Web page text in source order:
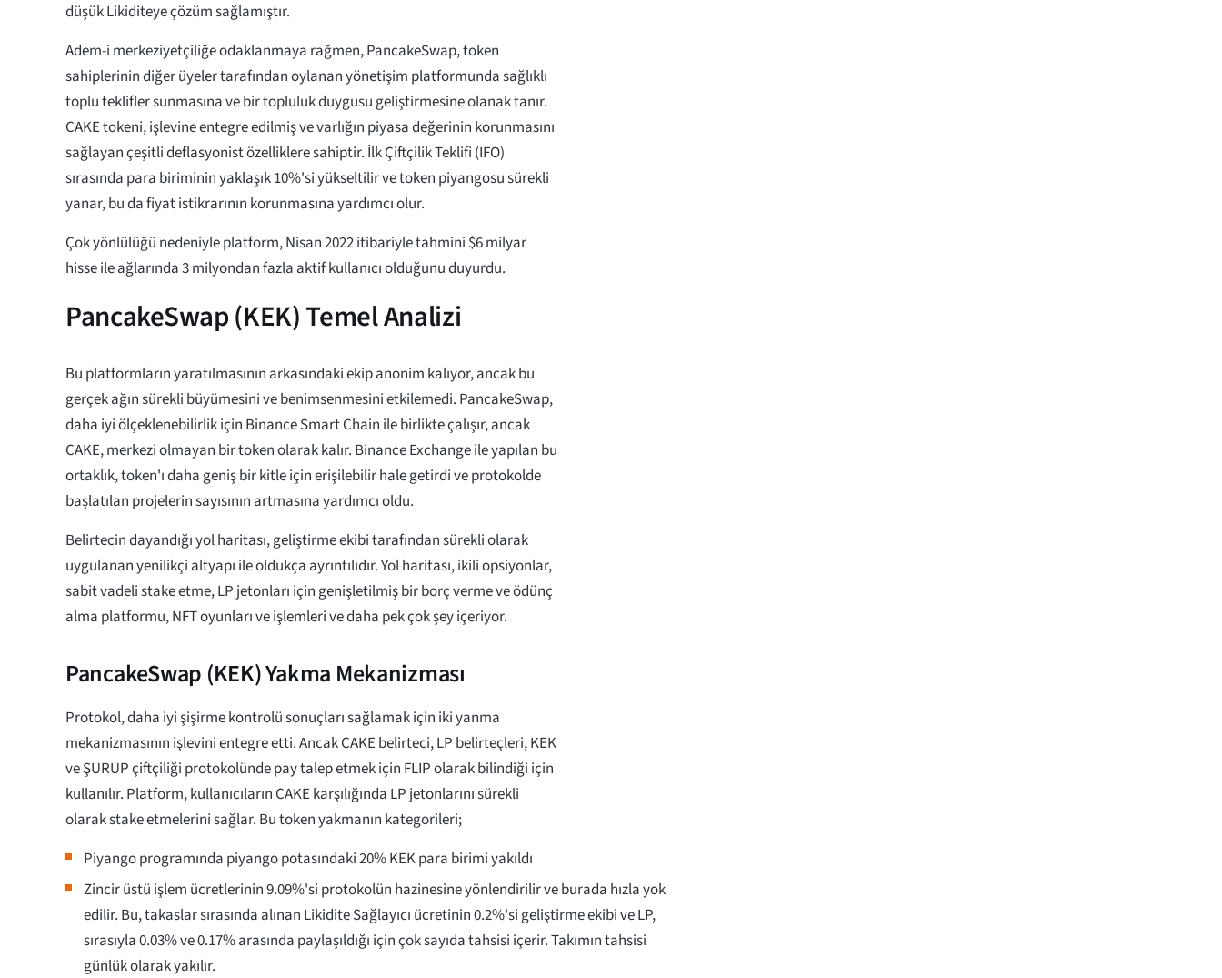
düşük Likiditeye çözüm sağlamıştır.
Adem-i merkeziyetçiliğe odaklanmaya rağmen, PancakeSwap, token
sahiplerinin diğer üyeler tarafından oylanan yönetişim platformunda sağlıklı
toplu teklifler sunmasına ve bir topluluk duygusu geliştirmesine olanak tanır.
CAKE tokeni, işlevine entegre edilmiş ve varlığın piyasa değerinin korunmasını
sağlayan çeşitli deflasyonist özelliklere sahiptir. İlk Çiftçilik Teklifi (IFO)
sırasında para biriminin yaklaşık 10%'si yükseltilir ve token piyangosu sürekli
yanar, bu da fiyat istikrarının korunmasına yardımcı olur.
Çok yönlülüğü nedeniyle platform, Nisan 2022 itibariyle tahmini $6 milyar
hisse ile ağlarında 3 milyondan fazla aktif kullanıcı olduğunu duyurdu.
PancakeSwap (KEK) Temel Analizi
Bu platformların yaratılmasının arkasındaki ekip anonim kalıyor, ancak bu
gerçek ağın sürekli büyümesini ve benimsenmesini etkilemedi. PancakeSwap,
daha iyi ölçeklenebilirlik için Binance Smart Chain ile birlikte çalışır, ancak
CAKE, merkezi olmayan bir token olarak kalır. Binance Exchange ile yapılan bu
ortaklık, token'ı daha geniş bir kitle için erişilebilir hale getirdi ve protokolde
başlatılan projelerin sayısının artmasına yardımcı oldu.
Belirtecin dayandığı yol haritası, geliştirme ekibi tarafından sürekli olarak
uygulanan yenilikçi altyapı ile oldukça ayrıntılıdır. Yol haritası, ikili opsiyonlar,
sabit vadeli stake etme, LP jetonları için genişletilmiş bir borç verme ve ödünç
alma platformu, NFT oyunları ve işlemleri ve daha pek çok şey içeriyor.
PancakeSwap (KEK) Yakma Mekanizması
Protokol, daha iyi şişirme kontrolü sonuçları sağlamak için iki yanma
mekanizmasının işlevini entegre etti. Ancak CAKE belirteci, LP belirteçleri, KEK
ve ŞURUP çiftçiliği protokolünde pay talep etmek için FLIP olarak bilindiği için
kullanılır. Platform, kullanıcıların CAKE karşılığında LP jetonlarını sürekli
olarak stake etmelerini sağlar. Bu token yakmanın kategorileri;
Piyango programında piyango potasındaki 20% KEK para birimi yakıldı
Zincir üstü işlem ücretlerinin 9.09%'si protokolün hazinesine yönlendirilir ve burada hızla yok
edilir. Bu, takaslar sırasında alınan Likidite Sağlayıcı ücretinin 0.2%'si geliştirme ekibi ve LP,
sırasıyla 0.03% ve 0.17% arasında paylaşıldığı için çok sayıda tahsisi içerir. Takımın tahsisi
günlük olarak yakılır.